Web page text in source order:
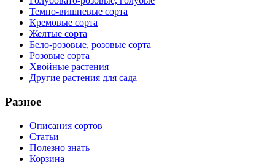
Темно-вишневые сорта
Кремовые сорта
Желтые сорта
Бело-розовые, розовые сорта
Розовые сорта
Хвойные растения
Другие растения для сада
Разное
Описания сортов
Статьи
Полезно знать
Корзина